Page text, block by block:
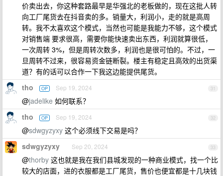
价卖出去，你这种套路最早是华强北的老板做的，现在这批人转
向工厂尾货去在抖音卖的多。销量大，利润小，走的就是高周
转。我不太喜欢这个模式，当然也可能是我能力不够，这个模式
对销售端 要求很高，需要你能快速卖出东西，利润就算很低，
一次周转 3%，但是周转次数多，利润也是很可怕的。不过，一
旦周转不过来，很容易资金链断裂。楼主有稳定且高效的出货渠
道？有的话可以合作一下我这边能提供尾货。
31
tho OP Sep 19, 2024
@jadelike 如何联系？
32
tho OP Sep 19, 2024
@sdwgyzyxy 这个必须线下交易是吗？
33
sdwgyzyxy Sep 20, 2024
@thorby 这也就是我在我们县城发现的一种商业模式，找一个比
较大的店面，进的衣服都是工厂尾货，售价也便宜都是十几块钱